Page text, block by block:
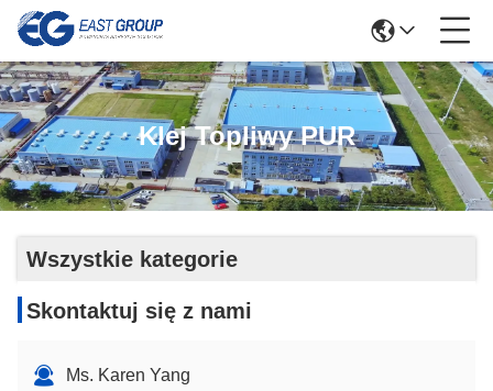
Klej Topliwy PUR
Wszystkie kategorie
Skontaktuj się z nami
Ms. Karen Yang